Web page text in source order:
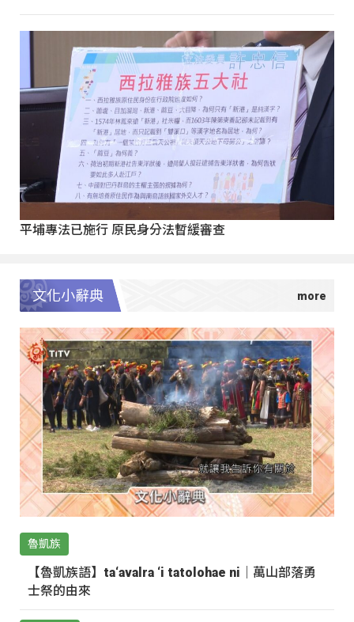
平埔專法已施行 原民身分法暫緩審查
文化小辭典
魯凱族
【魯凱族語】ta‘avalra ‘i tatolohae ni｜萬山部落勇
士祭的由來